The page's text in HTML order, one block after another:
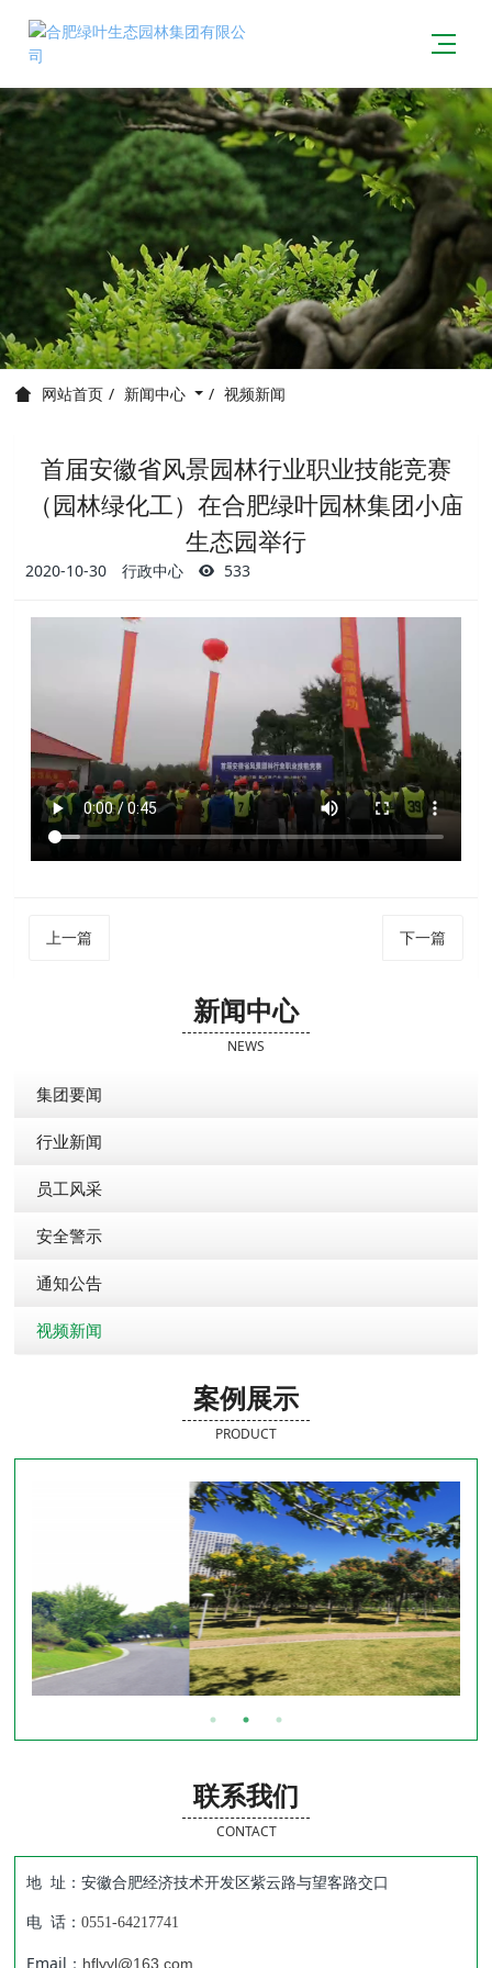
网站首页 新闻中心 视频新闻
首届安徽省风景园林行业职业技能竞赛
（园林绿化工）在合肥绿叶园林集团小庙
生态园举行
2020-10-30 行政中心 533
上一篇 下一篇
新闻中心
NEWS
集团要闻
行业新闻
员工风采
安全警示
通知公告
视频新闻
案例展示
PRODUCT
联系我们
CONTACT
地 址：安徽合肥经济技术开发区紫云路与望客路交口
电 话：0551-64217741
Email： hflyyl@163.com